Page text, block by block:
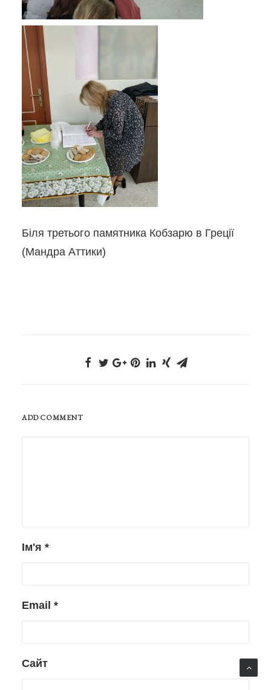
Біля третього памятника Кобзарю в Греції
(Мандра Аттики)
ADD COMMENT
Ім'я *
Email *
Сайт